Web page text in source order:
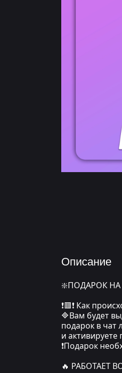
Описание
❇️ПОДАРОК НА
❗🟥❗ Как
🔷Вам будет
подарок в чат
и активируете
❗Подарок
🔥 РАБОТАЕТ